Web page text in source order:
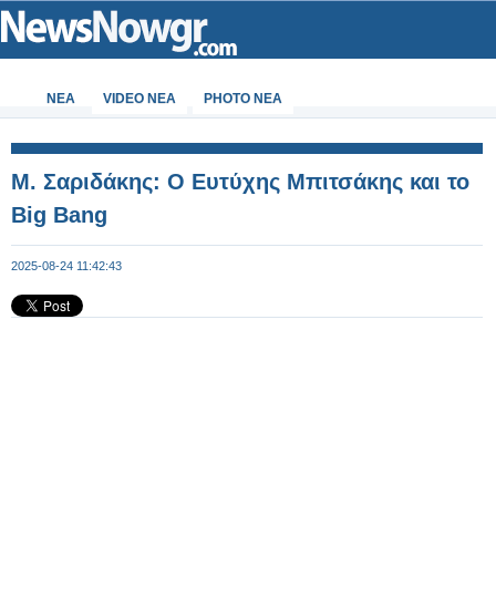
ΝΕΑ VIDEO NEA PHOTO NEA
Μ. Σαριδάκης: Ο Ευτύχης Μπιτσάκης και το
Big Bang
2025-08-24 11:42:43